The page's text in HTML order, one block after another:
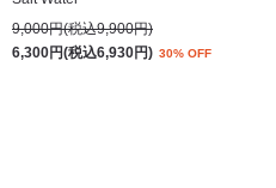
9,000円(税込9,900円)
6,300円(税込6,930円) 30% OFF